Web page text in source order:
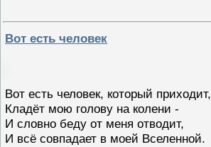
Вот есть человек
Вот есть человек, который приходит,
Кладёт мою голову на колени -
И словно беду от меня отводит,
И всё совпадает в моей Вселенной.